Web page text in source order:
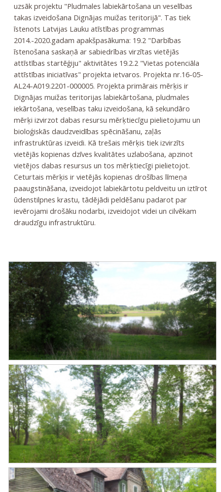
uzsāk projektu "Pludmales labiekārtošana un veselības
takas izveidošana Dignājas muižas teritorijā". Tas tiek
īstenots Latvijas Lauku atīstības programmas
2014.-2020.gadam apakšpasākuma: 19.2 "Darbības
īstenošana saskaņā ar sabiedrības virzītas vietējās
attīstības startēģiju" aktivitātes 19.2.2 "Vietas potenciāla
attīstības iniciatīvas" projekta ietvaros. Projekta nr.16-05-
AL24-A019.2201-000005. Projekta primārais mērķis ir
Dignājas muižas teritorijas labiekārtošana, pludmales
iekārtošana, veselības taku izveidošana, kā sekundāro
mērķi izvirzot dabas resursu mērķtiecīgu pielietojumu un
bioloģiskās daudzveidības spēcināšanu, zaļās
infrastruktūras izveidi. Kā trešais mērķis tiek izvirzīts
vietējās kopienas dzīves kvalitātes uzlabošana, apzinot
vietējos dabas resursus un tos mērķtiecīgi pielietojot.
Ceturtais mērķis ir vietējās kopienas drošības līmeņa
paaugstināšana, izveidojot labiekārtotu peldveitu un iztīrot
ūdenstilpnes krastu, tādējādi peldēšanu padarot par
ievērojami drošāku nodarbi, izveidojot videi un cilvēkam
draudzīgu infrastruktūru.